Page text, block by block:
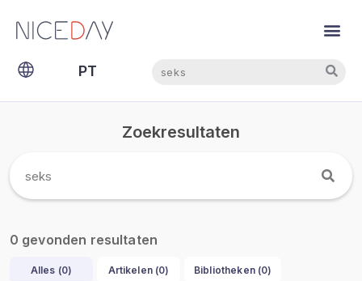
PT
EN
Zoekresultaten
0 gevonden resultaten
Alles (0) Artikelen (0) Bibliotheken (0)